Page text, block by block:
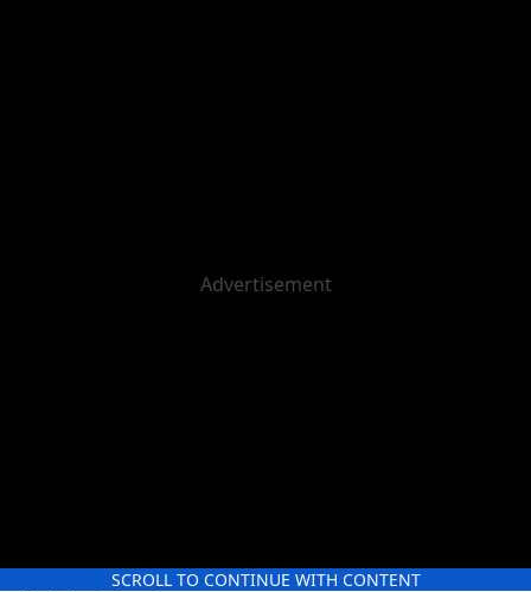
SCROLL TO CONTINUE WITH CONTENT